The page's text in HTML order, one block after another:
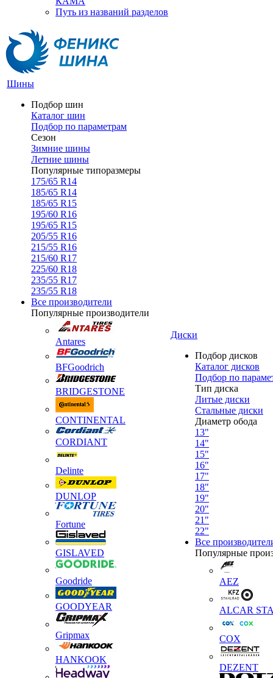
Путь из названий разделов
Шины
Подбор шин
Каталог шин
Подбор по параметрам
Сезон
Зимние шины
Летние шины
Популярные типоразмеры
175/65 R14
185/65 R14
185/65 R15
195/60 R16
195/65 R15
205/55 R16
215/55 R16
215/60 R17
225/60 R18
235/55 R17
235/55 R18
Все производители
Популярные производители
Antares
BFGoodrich
BRIDGESTONE
CONTINENTAL
CORDIANT
Delinte
DUNLOP
Fortune
GISLAVED
Goodride
GOODYEAR
Gripmax
HANKOOK
Диски
Подбор дисков
Каталог дисков
Подбор по
Тип диска
Литые диски
Стальные диски
Диаметр обода
13"
14"
15"
16"
17"
18"
19"
20"
21"
22"
Все
Популярные
AEZ
ALCAR
COX
DEZENT